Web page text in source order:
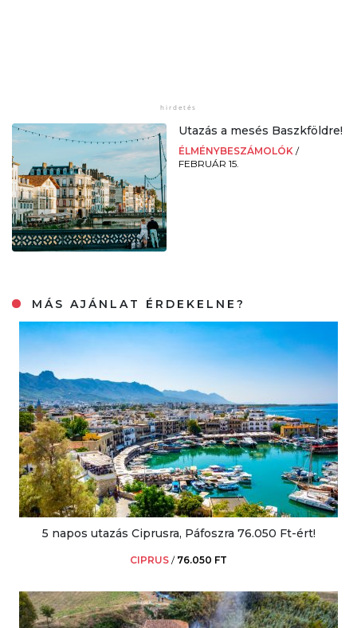
Utazás a mesés Baszkföldre!
ÉLMÉNYBESZÁMOLÓK /
FEBRUÁR 15.
MÁS AJÁNLAT ÉRDEKELNE?
5 napos utazás Ciprusra, Páfoszra 76.050 Ft-ért!
CIPRUS / 76.050 FT